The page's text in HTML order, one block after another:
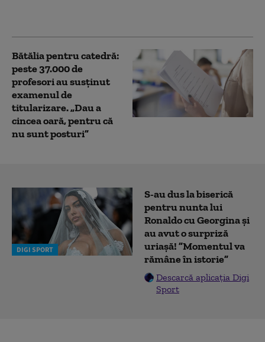
Bătălia pentru catedră:
peste 37.000 de
profesori au susținut
examenul de
titularizare. „Dau a
cincea oară, pentru că
nu sunt posturi”
DIGI SPORT
S-au dus la biserică
pentru nunta lui
Ronaldo cu Georgina și
au avut o surpriză
uriașă! ”Momentul va
rămâne în istorie”
Descarcă aplicația Digi
Sport